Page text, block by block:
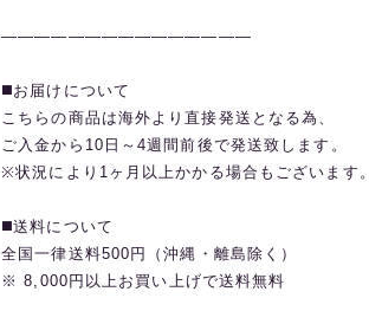
———————————————
◼️お届けについて
こちらの商品は海外より直接発送となる為、
ご入金から10日～4週間前後で発送致します。
※状況により1ヶ月以上かかる場合もございます。
◼️送料について
全国一律送料500円（沖縄・離島除く）
※ 8,000円以上お買い上げで送料無料